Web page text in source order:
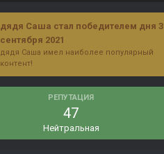
дядя Саша стал победителем дня 3
сентября 2021
дядя Саша имел наиболее популярный
контент!
РЕПУТАЦИЯ
47
Нейтральная